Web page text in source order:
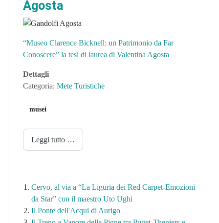
Agosta
“Museo Clarence Bicknell: un Patrimonio da Far
Conoscere” la tesi di laurea di Valentina Agosta
Dettagli
Categoria: Mete Turistiche
musei
Leggi tutto …
Cervo, al via a “La Liguria dei Red Carpet-Emozioni
da Star” con il maestro Uto Ughi
Il Ponte dell'Acqui di Aurigo